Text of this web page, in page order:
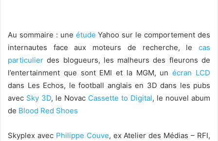
Au sommaire : une étude Yahoo sur le comportement des
internautes face aux moteurs de recherche, le cas
particulier des blogueurs, les malheurs des fleurons de
l’entertainment que sont EMI et la MGM, unécran LCD
dans Les Echos, le football anglais en 3D dans les pubs
avec Sky 3D, le Novac Cassette to Digital, le nouvel abum
de Blood Red Shoes
Skyplex avec Philippe Couve, ex Atelier des Médias – RFI,